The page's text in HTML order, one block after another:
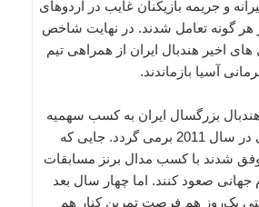
و جریمه بازیکنان غایب در اردوهای
هر گونه تعامل شدند. در نهایت شاخص
اخیر هندبال ایران از همراهی تیم
آسیا بازماندند.
هندبال بزرگسال ایران به کسب سهمیه
مسابقات جام جهانی در سال 2011 برمی گردد. جایی که
شدند با کسب مدال برنز مسابقات
جهانی صعود کنند. اما چهار سال بعد
یک‌روز هم فرصت تمرین کنار هم